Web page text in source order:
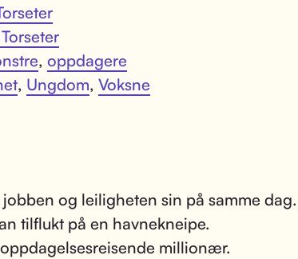
, oppdagere
, Ungdom, Voksne
og leiligheten sin på samme dag.
tilflukt på en havnekneipe.
millionær.